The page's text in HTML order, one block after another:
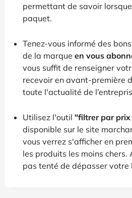
permettant de savoir
paquet.
Tenez-vous informé des
de la marque en vous
vous suffit de renseigner
recevoir en avant-première
toute l'actualité de
Utilisez l'outil "filtrer par
disponible sur le site
vous verrez s'afficher en
les produits les moins chers.
pas tenté de dépasser votre